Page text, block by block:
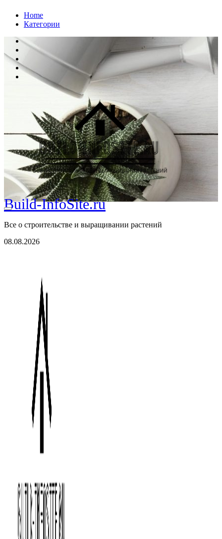
ПерейтиHome
Категории
Build-InfoSite.ru
Все о строительстве и выращивании растений
08.08.2026